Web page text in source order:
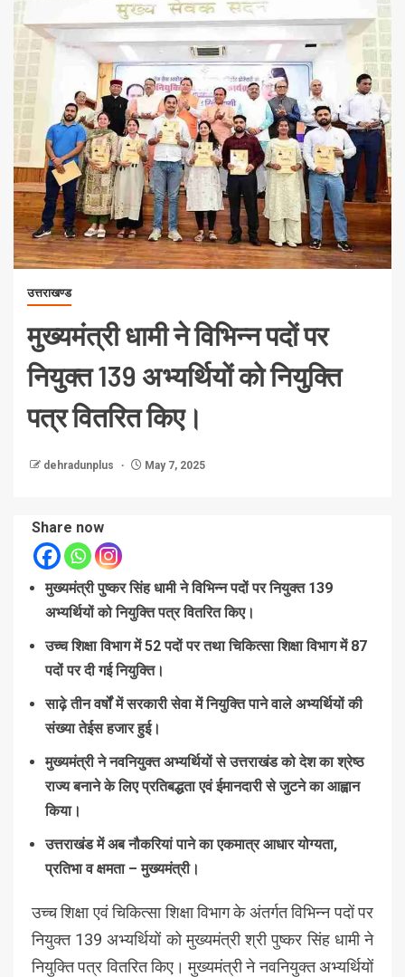
उत्तराखण्ड
मुख्यमंत्री धामी ने विभिन्न पदों पर
नियुक्त 139 अभ्यर्थियों को नियुक्ति
पत्र वितरित किए।
dehradunplus May 7, 2025
Share now
मुख्यमंत्री पुष्कर सिंह धामी ने विभिन्न पदों पर नियुक्त 139
अभ्यर्थियों को नियुक्ति पत्र वितरित किए।
उच्च शिक्षा विभाग में 52 पदों पर तथा चिकित्सा शिक्षा विभाग में 87
पदों पर दी गई नियुक्ति।
साढ़े तीन वर्षों में सरकारी सेवा में नियुक्ति पाने वाले अभ्यर्थियों की
संख्या तेईस हजार हुई।
मुख्यमंत्री ने नवनियुक्त अभ्यर्थियों से उत्तराखंड को देश का श्रेष्ठ
राज्य बनाने के लिए प्रतिबद्धता एवं ईमानदारी से जुटने का आह्वान
किया।
उत्तराखंड में अब नौकरियां पाने का एकमात्र आधार योग्यता,
प्रतिभा व क्षमता – मुख्यमंत्री।
उच्च शिक्षा एवं चिकित्सा शिक्षा विभाग के अंतर्गत विभिन्न पदों पर
नियुक्त 139 अभ्यर्थियों को मुख्यमंत्री श्री पुष्कर सिंह धामी ने
नियुक्ति पत्र वितरित किए। मुख्यमंत्री ने नवनियुक्त अभ्यर्थियों